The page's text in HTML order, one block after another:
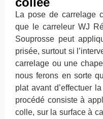
La pose de carrelage
que le carreleur WJ
Souprosse peut
prisée, surtout si
carrelage ou une
nous ferons en sorte
plat avant d’effectuer
procédé consiste à
colle, sur la surface à